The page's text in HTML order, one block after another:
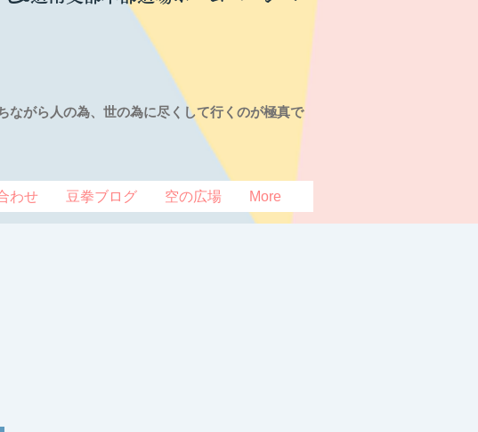
ながら人の為、世の為に尽くして行くのが極真で
わせ 豆拳ブログ 空の広場 More